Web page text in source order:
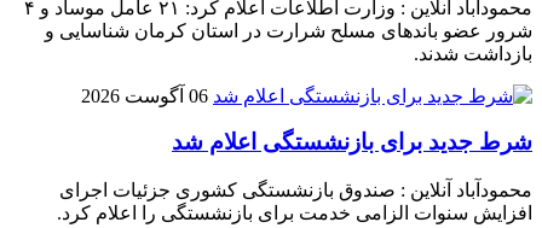
محمودآباد آنلاین : وزارت اطلاعات اعلام کرد: ۲۱ عامل موساد و ۴
شرور عضو باند‌های مسلح شرارت در استان کرمان شناسایی و
بازداشت شدند.
06 آگوست 2026
شرط جدید برای بازنشستگی اعلام شد
محمودآباد آنلاین : صندوق بازنشستگی کشوری جزئیات اجرای
افزایش سنوات الزامی خدمت برای بازنشستگی را اعلام کرد.